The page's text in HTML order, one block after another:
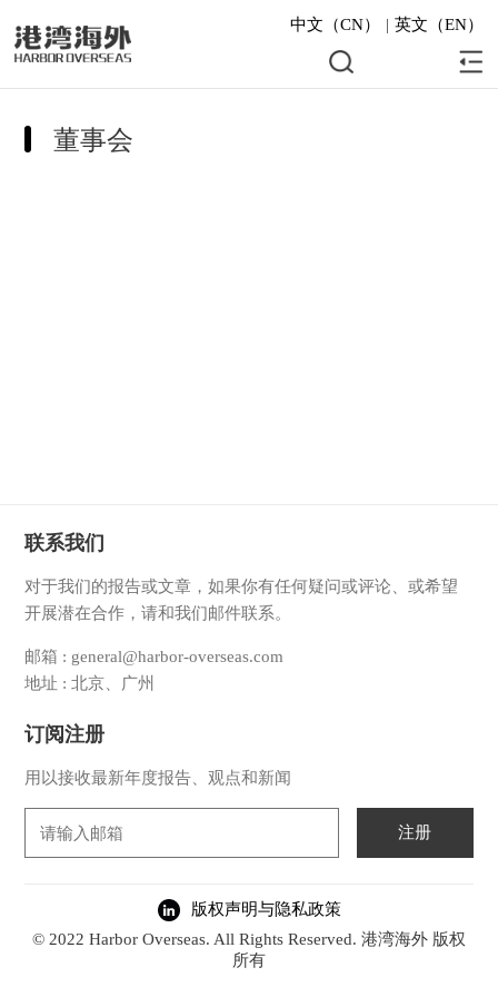
中文（CN） | 英文（EN）
董事会
联系我们
对于我们的报告或文章，如果你有任何疑问或评论、或希望
开展潜在合作，请和我们邮件联系。
邮箱 : general@harbor-overseas.com
地址 : 北京、广州
订阅注册
用以接收最新年度报告、观点和新闻
注册
版权声明与隐私政策
© 2022 Harbor Overseas. All Rights Reserved. 港湾海外 版权
所有